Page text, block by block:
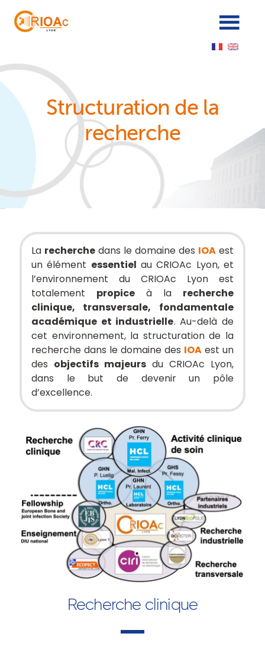
Structuration de la
recherche
La recherchedans le domaine des IOA est
un élément essentiel au CRIOAc Lyon, et
l’environnement du CRIOAc Lyon est
totalement propiceà la recherche
clinique, transversale, fondamentale
académique et industrielle. Au-delà de
cet environnement, la structuration de la
recherche dans le domaine des IOA est un
des objectifs majeursdu CRIOAc Lyon,
dans le but de devenir un pôle
d’excellence.
Recherche clinique
Panneau de gestion des cookies